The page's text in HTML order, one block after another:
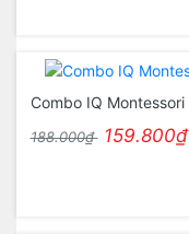
Combo IQ Montessori
188.000₫ 159.800₫